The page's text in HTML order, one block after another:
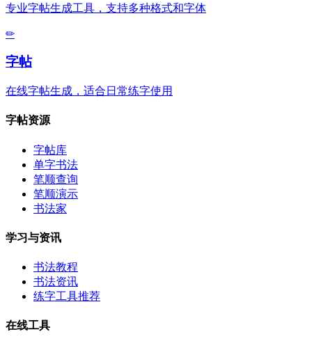
专业字帖生成工具，支持多种格式和字体
✏
字帖
在线字帖生成，适合日常练字使用
字帖资源
字帖库
单字书法
笔顺查询
笔顺演示
书法家
学习与资讯
书法教程
书法资讯
练字工具推荐
在线工具